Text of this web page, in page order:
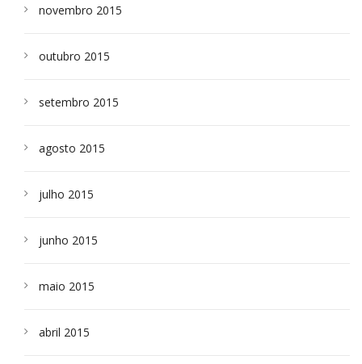
novembro 2015
outubro 2015
setembro 2015
agosto 2015
julho 2015
junho 2015
maio 2015
abril 2015